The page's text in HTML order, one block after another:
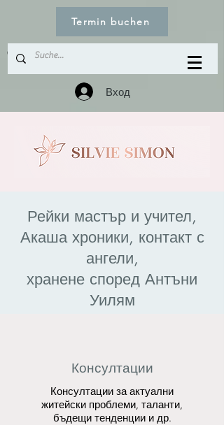
Termin buchen
© Copyright
Вход
Рейки мастър и учител,
Акаша хроники, контакт с
ангели,
хранене според Антъни
Уилям
Консултации
Консултации за актуални
житейски проблеми, таланти,
бъдещи тенденции и др.